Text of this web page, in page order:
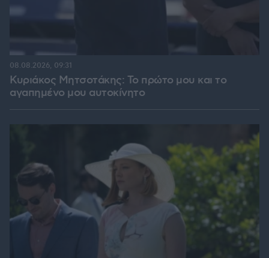
Κυριάκος Μητσοτάκης: Το πρώτο μου και το
αγαπημένο μου αυτοκίνητο
08.08.2026, 09:31